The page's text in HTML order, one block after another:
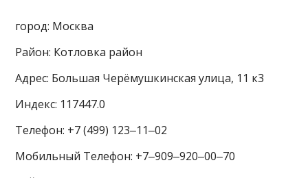
город: Москва
Район: Котловка район
Адрес: Большая Черёмушкинская улица, 11 к3
Индекс: 117447.0
Телефон: +7 (499) 123‒11‒02
Мобильный Телефон: +7‒909‒920‒00‒70